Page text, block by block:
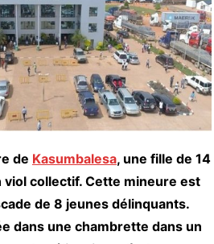
de Kasumbalesa, une fille de 14
viol collectif. Cette mineure est
de 8 jeunes délinquants.
dans une chambrette dans un